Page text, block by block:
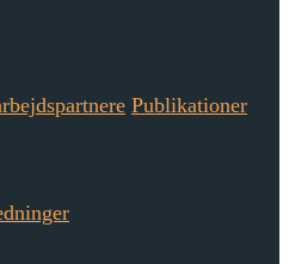
Publikationer